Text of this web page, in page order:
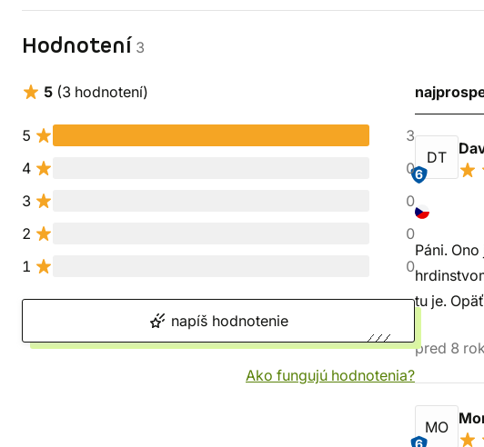
Hodnotení 3
5 (3 hodnotení)
5
3
4
0
3
0
2
0
1
0
napíš hodnotenie
Ako fungujú hodnotenia?
DT
6
Páni.
tu je.
pred 8
MO